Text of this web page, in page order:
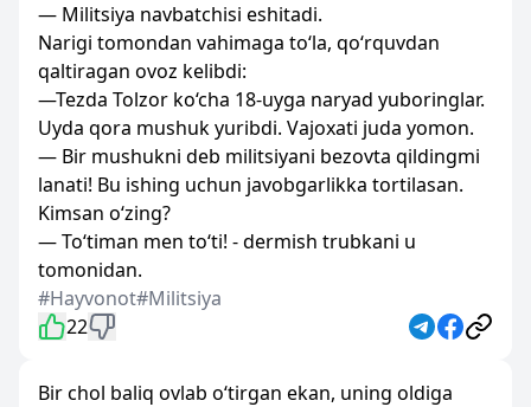
— Militsiya navbatchisi eshitadi.
Narigi tomondan vahimaga to‘la, qo‘rquvdan
qaltiragan ovoz kelibdi:
—Tezda Tolzor ko‘cha 18-uyga naryad yuboringlar.
Uyda qora mushuk yuribdi. Vajoxati juda yomon.
— Bir mushukni deb militsiyani bezovta qildingmi
lanati! Bu ishing uchun javobgarlikka tortilasan.
Kimsan o‘zing?
— To‘timan men to‘ti! - dermish trubkani u
tomonidan.
#Hayvonot#Militsiya
22
Bir chol baliq ovlab o‘tirgan ekan, uning oldiga